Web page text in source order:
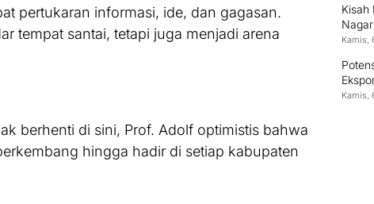
pertukaran informasi, ide, dan gagasan.
tempat santai, tetapi juga menjadi arena
berhenti di sini, Prof. Adolf optimistis bahwa
hingga hadir di setiap kabupaten
Kisah
Kamis,
Kamis,